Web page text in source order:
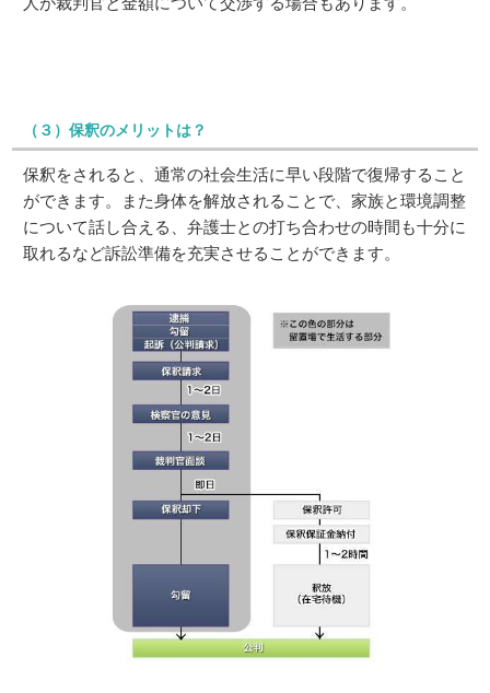
（３）保釈のメリットは？
保釈をされると、通常の社会生活に早い段階で復帰すること
ができます。また身体を解放されることで、家族と環境調整
について話し合える、弁護士との打ち合わせの時間も十分に
取れるなど訴訟準備を充実させることができます。